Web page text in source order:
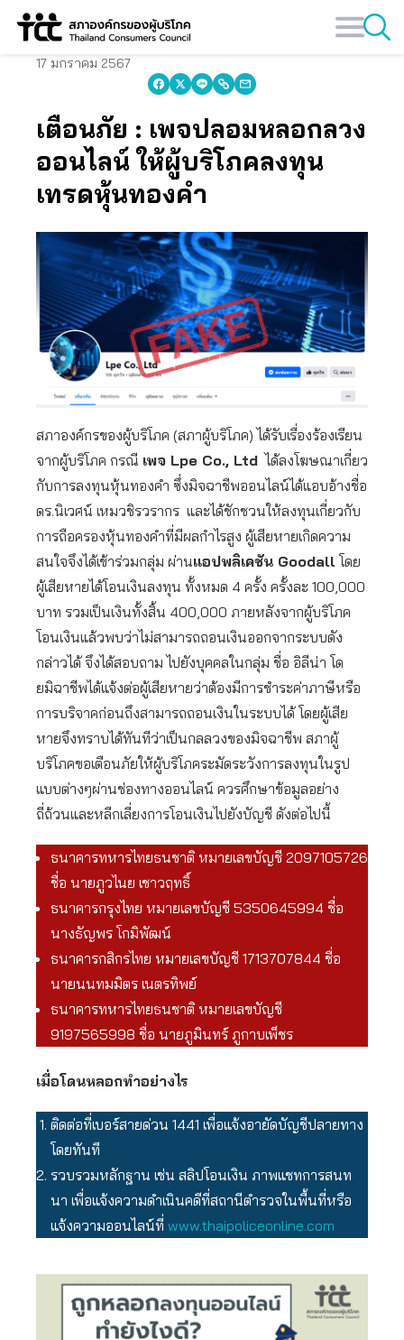
Skip
17 มกราคม 2567
เตือนภัย : เพจปลอมหลอกลวง
ออนไลน์ ให้ผู้บริโภคลงทุน
เทรดหุ้นทองคำ
สภาองค์กรของผู้บริโภค (สภาผู้บริโภค) ได้รับเรื่องร้องเรียน
จากผู้บริโภค กรณี เพจ Lpe Co., Ltd ได้ลงโฆษณาเกี่ยว
กับการลงทุนหุ้นทองคำ ซึ่งมิจฉาชีพออนไลน์ได้แอบอ้างชื่อ
ดร.นิเวศน์ เหมวชิรวรากร และได้ชักชวนให้ลงทุนเกี่ยวกับ
การถือครองหุ้นทองคำที่มีผลกำไรสูง ผู้เสียหายเกิดความ
สนใจจึงได้เข้าร่วมกลุ่ม ผ่านแอปพลิเคชัน Goodall โดย
ผู้เสียหายได้โอนเงินลงทุน ทั้งหมด 4 ครั้ง ครั้งละ 100,000
บาท รวมเป็นเงินทั้งสิ้น 400,000 ภายหลังจากผู้บริโภค
โอนเงินแล้วพบว่าไม่สามารถถอนเงินออกจากระบบดัง
กล่าวได้ จึงได้สอบถาม ไปยังบุคคลในกลุ่ม ชื่อ อิลีน่า โด
ยมิฉาชีพได้แจ้งต่อผู้เสียหายว่าต้องมีการชำระค่าภาษีหรือ
การบริจาคก่อนถึงสามารถถอนเงินในระบบได้ โดยผู้เสีย
หายจึงทราบได้ทันทีว่าเป็นกลลวงของมิจฉาชีพ สภาผู้
บริโภคขอเตือนภัยให้ผู้บริโภคระมัดระวังการลงทุนในรูป
แบบต่างๆผ่านช่องทางออนไลน์ ควรศึกษาข้อมูลอย่าง
ถี่ถ้วนและหลีกเลี่ยงการโอนเงินไปยังบัญชี ดังต่อไปนี้
ธนาคารทหารไทยธนชาติ หมายเลขบัญชี 2097105726
ชื่อ นายภูวไนย เชาวฤทธิ์
ธนาคารกรุงไทย หมายเลขบัญชี 5350645994 ชื่อ
นางธัญพร โกมิพัฒน์
ธนาคารกสิกรไทย หมายเลขบัญชี 1713707844 ชื่อ
นายนนทมมิตร เนตรทิพย์
ธนาคารทหารไทยธนชาติ หมายเลขบัญชี
9197565998 ชื่อ นายภูมินทร์ ภูกาบเพ็ชร
เมื่อโดนหลอกทำอย่างไร
ติดต่อที่เบอร์สายด่วน 1441 เพื่อแจ้งอายัดบัญชีปลายทาง
โดยทันที
รวบรวมหลักฐาน เช่น สลิปโอนเงิน ภาพแชทการสนท
นา เพื่อแจ้งความดำเนินคดีที่สถานีตำรวจในพื้นที่หรือ
แจ้งความออนไลน์ที่ www.thaipoliceonline.com